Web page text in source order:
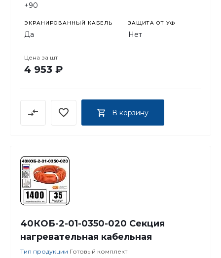
+90
ЭКРАНИРОВАННЫЙ КАБЕЛЬ
Да
ЗАЩИТА ОТ УФ
Нет
Цена за шт
4 953 ₽
В корзину
40КОБ-2-01-0350-020 Секция
нагревательная кабельная
Тип продукции Готовый комплект